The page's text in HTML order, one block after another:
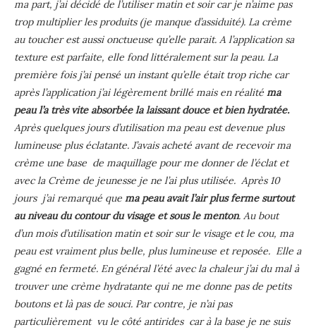
ma part, j’ai décidé de l’utiliser matin et soir car je n’aime pas
trop multiplier les produits (je manque d’assiduité). La crème
au toucher est aussi onctueuse qu’elle parait. A l’application sa
texture est parfaite, elle fond littéralement sur la peau. La
première fois j’ai pensé un instant qu’elle était trop riche car
après l’application j’ai légèrement brillé mais en réalité ma
peau l’a très vite absorbée la laissant douce et bien hydratée.
Après quelques jours d’utilisation ma peau est devenue plus
lumineuse plus éclatante. J’avais acheté avant de recevoir ma
crème une base de maquillage pour me donner de l’éclat et
avec la Crème de jeunesse je ne l’ai plus utilisée. Après 10
jours j’ai remarqué que ma peau avait l’air plus ferme surtout
au niveau du contour du visage et sous le menton. Au bout
d’un mois d’utilisation matin et soir sur le visage et le cou, ma
peau est vraiment plus belle, plus lumineuse et reposée. Elle a
gagné en fermeté. En général l’été avec la chaleur j’ai du mal à
trouver une crème hydratante qui ne me donne pas de petits
boutons et là pas de souci. Par contre, je n’ai pas
particulièrement vu le côté antirides car à la base je ne suis